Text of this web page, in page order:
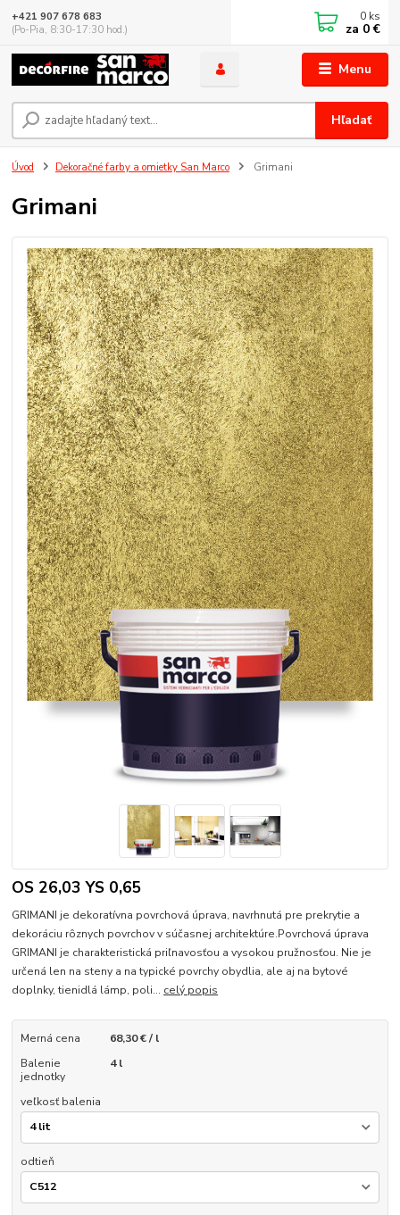
Menu
Hľadať
+421 907 678 683
(Po-Pia, 8:30-17:30 hod.)
0 ks
za 0 €
Úvod Dekoračné farby a omietky San Marco Grimani
Grimani
OS 26,03 YS 0,65
GRIMANI je dekoratívna povrchová úprava, navrhnutá pre prekrytie a
dekoráciu rôznych povrchov v súčasnej architektúre.Povrchová úprava
GRIMANI je charakteristická priľnavosťou a vysokou pružnosťou. Nie je
určená len na steny a na typické povrchy obydlia, ale aj na bytové
doplnky, tienidlá lámp, poli... celý popis
Merná cena
68,30 € / l
Balenie
jednotky
4 l
veľkosť balenia
odtieň